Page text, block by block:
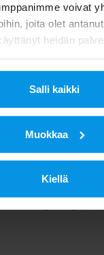
voivat
joita olet
heidän
Salli kaikki
Muokkaa
Kiellä
DNA:n
näkyy Digitan